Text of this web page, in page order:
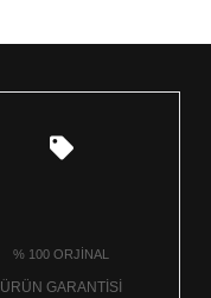
% 100 ORJİNAL
ÜRÜN GARANTİSİ